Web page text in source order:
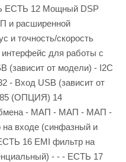
ЕСТЬ 12 Мощный DSP
и расширенной
и точность/скорость
для работы с
(зависит от модели) - I2C
- Вход USB (зависит от
(ОПЦИЯ) 14
- МАП - МАП - МАП -
входе (синфазный и
16 EMI фильтр на
- - - ЕСТЬ 17